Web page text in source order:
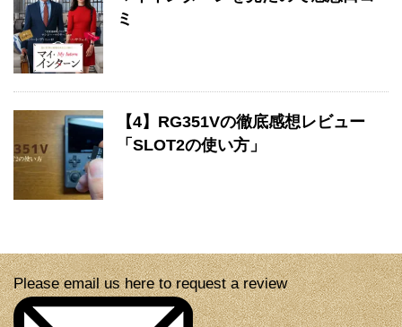
ミ
【4】RG351Vの徹底感想レビュー
「SLOT2の使い方」
Please email us here to request a review